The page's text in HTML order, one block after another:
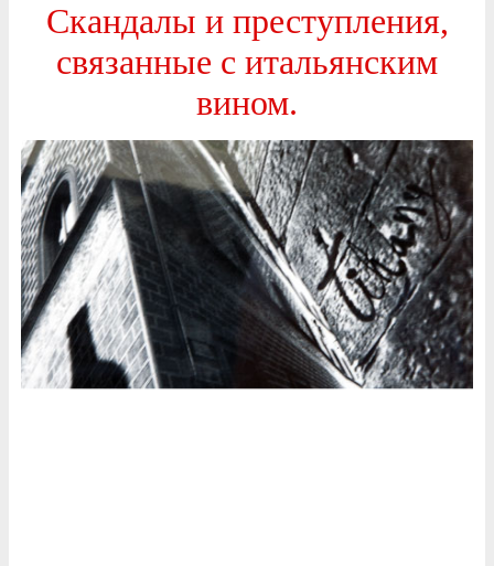
Скандалы и преступления,
связанные с итальянским
вином.